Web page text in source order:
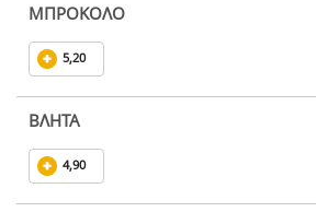
ΜΠΡΟΚΟΛΟ
5,20
ΒΛΗΤΑ
4,90